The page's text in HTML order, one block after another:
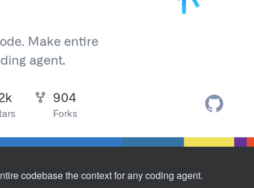
codebase the context for any coding agent.